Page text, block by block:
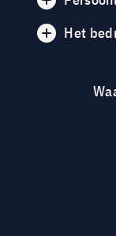
Het